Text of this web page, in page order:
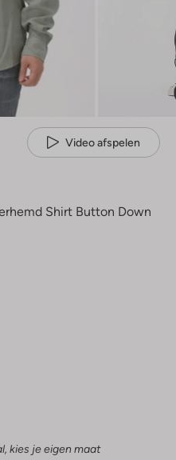
Video afspelen
Shirt Button Down
kies je eigen maat